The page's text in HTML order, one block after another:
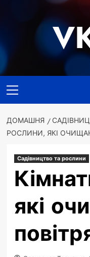
меню
ДОМАШНЯ
РОСЛИНИ, ЯКІ
Садівництво та рослини
які